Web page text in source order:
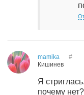
mamika
Кишинев
#
Я
почему